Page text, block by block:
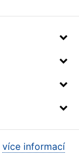
více informací